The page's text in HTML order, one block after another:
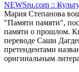
NEWSru.com ::
Мария Степанова
"Памяти памяти",
памяти о прошлом.
переводе Саши
претендентами
оригинальным